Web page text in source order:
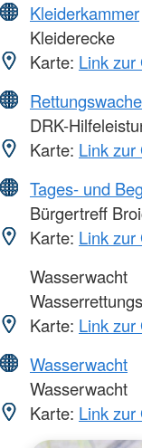
Kleiderkammer
Kleiderecke
Karte: Link zur
Rettungswache
DRK-
Karte: Link zur
Tages- und
Bürgertreff
Karte: Link zur
Wasserwacht
Karte: Link zur
Wasserwacht
Wasserwacht
Karte: Link zur